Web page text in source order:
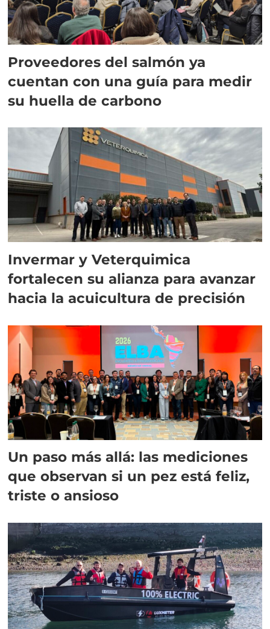
Proveedores del salmón ya
cuentan con una guía para medir
su huella de carbono
Invermar y Veterquimica
fortalecen su alianza para avanzar
hacia la acuicultura de precisión
Un paso más allá: las mediciones
que observan si un pez está feliz,
triste o ansioso